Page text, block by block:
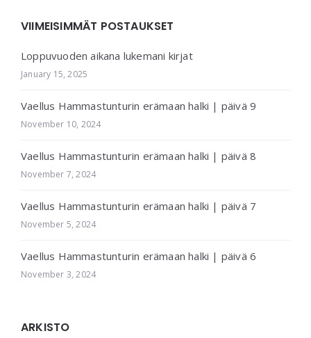
VIIMEISIMMÄT POSTAUKSET
Loppuvuoden aikana lukemani kirjat
January 15, 2025
Vaellus Hammastunturin erämaan halki | päivä 9
November 10, 2024
Vaellus Hammastunturin erämaan halki | päivä 8
November 7, 2024
Vaellus Hammastunturin erämaan halki | päivä 7
November 5, 2024
Vaellus Hammastunturin erämaan halki | päivä 6
November 3, 2024
ARKISTO